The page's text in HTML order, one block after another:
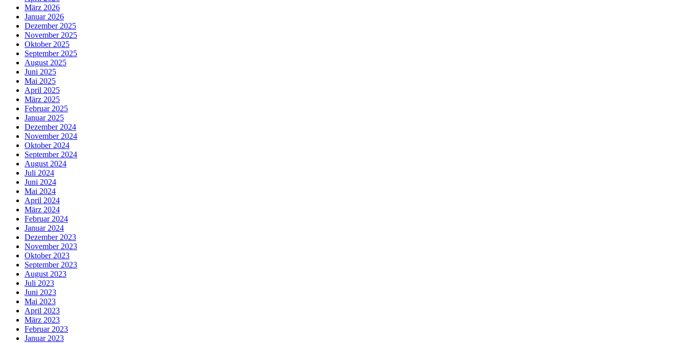
März 2026
Januar 2026
Dezember 2025
November 2025
Oktober 2025
September 2025
August 2025
Juni 2025
Mai 2025
April 2025
März 2025
Februar 2025
Januar 2025
Dezember 2024
November 2024
Oktober 2024
September 2024
August 2024
Juli 2024
Juni 2024
Mai 2024
April 2024
März 2024
Februar 2024
Januar 2024
Dezember 2023
November 2023
Oktober 2023
September 2023
August 2023
Juli 2023
Juni 2023
Mai 2023
April 2023
März 2023
Februar 2023
Januar 2023